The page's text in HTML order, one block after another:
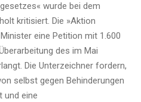
wurde bei dem
kritisiert. Die »Aktion
eine Petition mit 1.600
des im Mai
Die Unterzeichner fordern,
selbst gegen Behinderungen
und eine